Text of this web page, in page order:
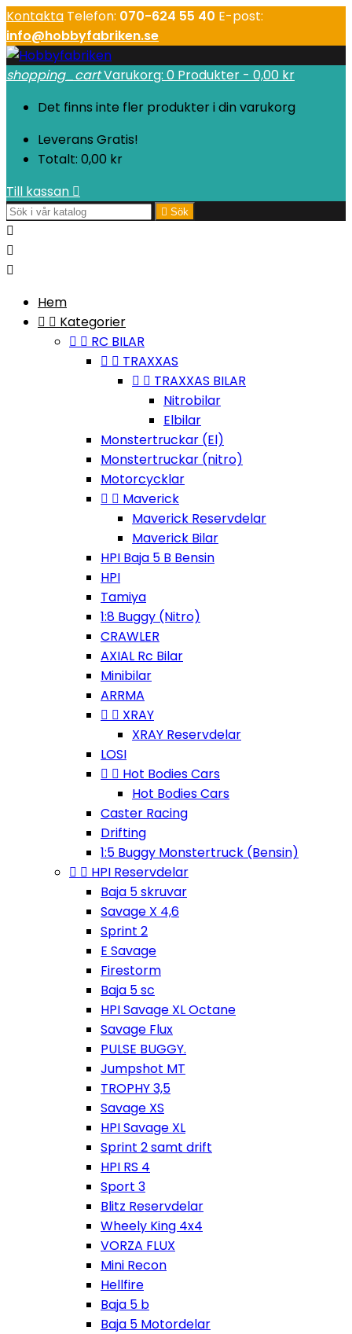
Kontakta Telefon: 070-624 55 40 E-post:
info@hobbyfabriken.se
shopping_cartVarukorg: 0 Produkter - 0,00 kr
Det finns inte fler produkter i din varukorg
Leverans Gratis!
Totalt: 0,00 kr
Till kassan 
 Sök



Hem
  Kategorier
  RC BILAR
  TRAXXAS
  TRAXXAS BILAR
Nitrobilar
Elbilar
Monstertruckar (El)
Monstertruckar (nitro)
Motorcycklar
  Maverick
Maverick Reservdelar
Maverick Bilar
HPI Baja 5 B Bensin
HPI
Tamiya
1:8 Buggy (Nitro)
CRAWLER
AXIAL Rc Bilar
Minibilar
ARRMA
  XRAY
XRAY Reservdelar
LOSI
  Hot Bodies Cars
Hot Bodies Cars
Caster Racing
Drifting
1:5 Buggy Monstertruck (Bensin)
  HPI Reservdelar
Baja 5 skruvar
Savage X 4,6
Sprint 2
E Savage
Firestorm
Baja 5 sc
HPI Savage XL Octane
Savage Flux
PULSE BUGGY.
Jumpshot MT
TROPHY 3,5
Savage XS
HPI Savage XL
Sprint 2 samt drift
HPI RS 4
Sport 3
Blitz Reservdelar
Wheely King 4x4
VORZA FLUX
Mini Recon
Hellfire
Baja 5 b
Baja 5 Motordelar